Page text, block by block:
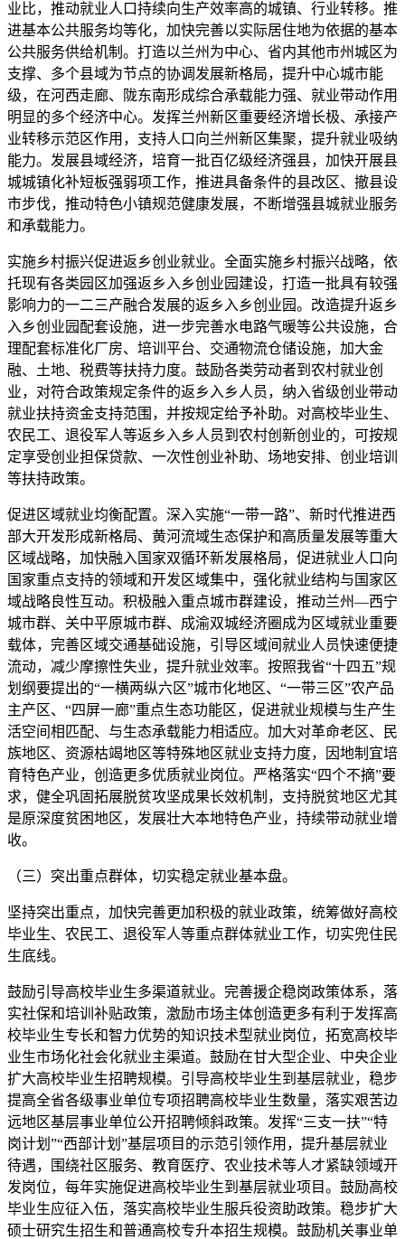
业比，推动就业人口持续向生产效率高的城镇、行业转移。推
进基本公共服务均等化，加快完善以实际居住地为依据的基本
公共服务供给机制。打造以兰州为中心、省内其他市州城区为
支撑、多个县域为节点的协调发展新格局，提升中心城市能
级，在河西走廊、陇东南形成综合承载能力强、就业带动作用
明显的多个经济中心。发挥兰州新区重要经济增长极、承接产
业转移示范区作用，支持人口向兰州新区集聚，提升就业吸纳
能力。发展县域经济，培育一批百亿级经济强县，加快开展县
城城镇化补短板强弱项工作，推进具备条件的县改区、撤县设
市步伐，推动特色小镇规范健康发展，不断增强县城就业服务
和承载能力。
实施乡村振兴促进返乡创业就业。全面实施乡村振兴战略，依
托现有各类园区加强返乡入乡创业园建设，打造一批具有较强
影响力的一二三产融合发展的返乡入乡创业园。改造提升返乡
入乡创业园配套设施，进一步完善水电路气暖等公共设施，合
理配套标准化厂房、培训平台、交通物流仓储设施，加大金
融、土地、税费等扶持力度。鼓励各类劳动者到农村就业创
业，对符合政策规定条件的返乡入乡人员，纳入省级创业带动
就业扶持资金支持范围，并按规定给予补助。对高校毕业生、
农民工、退役军人等返乡入乡人员到农村创新创业的，可按规
定享受创业担保贷款、一次性创业补助、场地安排、创业培训
等扶持政策。
促进区域就业均衡配置。深入实施“一带一路”、新时代推进西
部大开发形成新格局、黄河流域生态保护和高质量发展等重大
区域战略，加快融入国家双循环新发展格局，促进就业人口向
国家重点支持的领域和开发区域集中，强化就业结构与国家区
域战略良性互动。积极融入重点城市群建设，推动兰州—西宁
城市群、关中平原城市群、成渝双城经济圈成为区域就业重要
载体，完善区域交通基础设施，引导区域间就业人员快速便捷
流动，减少摩擦性失业，提升就业效率。按照我省“十四五”规
划纲要提出的“一横两纵六区”城市化地区、“一带三区”农产品
主产区、“四屏一廊”重点生态功能区，促进就业规模与生产生
活空间相匹配、与生态承载能力相适应。加大对革命老区、民
族地区、资源枯竭地区等特殊地区就业支持力度，因地制宜培
育特色产业，创造更多优质就业岗位。严格落实“四个不摘”要
求，健全巩固拓展脱贫攻坚成果长效机制，支持脱贫地区尤其
是原深度贫困地区，发展壮大本地特色产业，持续带动就业增
收。
（三）突出重点群体，切实稳定就业基本盘。
坚持突出重点，加快完善更加积极的就业政策，统筹做好高校
毕业生、农民工、退役军人等重点群体就业工作，切实兜住民
生底线。
鼓励引导高校毕业生多渠道就业。完善援企稳岗政策体系，落
实社保和培训补贴政策，激励市场主体创造更多有利于发挥高
校毕业生专长和智力优势的知识技术型就业岗位，拓宽高校毕
业生市场化社会化就业主渠道。鼓励在甘大型企业、中央企业
扩大高校毕业生招聘规模。引导高校毕业生到基层就业，稳步
提高全省各级事业单位专项招聘高校毕业生数量，落实艰苦边
远地区基层事业单位公开招聘倾斜政策。发挥“三支一扶”“特
岗计划”“西部计划”基层项目的示范引领作用，提升基层就业
待遇，围绕社区服务、教育医疗、农业技术等人才紧缺领域开
发岗位，每年实施促进高校毕业生到基层就业项目。鼓励高校
毕业生应征入伍，落实高校毕业生服兵役资助政策。稳步扩大
硕士研究生招生和普通高校专升本招生规模。鼓励机关事业单